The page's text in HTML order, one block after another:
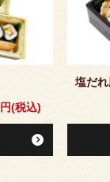
円(税込)
塩だ